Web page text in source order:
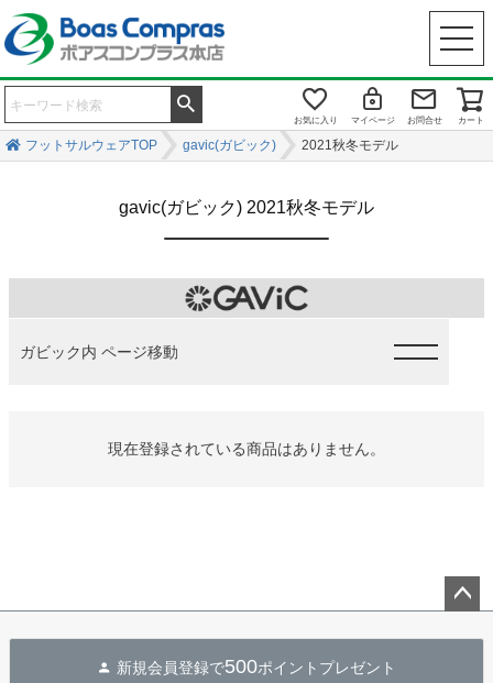
お気に入り マイページ お問合せ カート
フットサルウェアTOP gavic(ガビック) 2021秋冬モデル
gavic(ガビック) 2021秋冬モデル
ガビック内 ページ移動
現在登録されている商品はありません。
新規会員登録で500ポイントプレゼント